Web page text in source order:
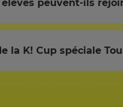
peuvent-ils
la K! Cup spéciale